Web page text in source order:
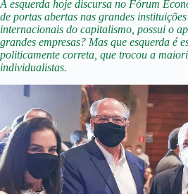
A esquerda hoje discursa no Fórum
de portas abertas nas grandes
internacionais do capitalismo, possui o
grandes empresas? Mas que esquerda é
politicamente correta, que trocou a
individualistas.